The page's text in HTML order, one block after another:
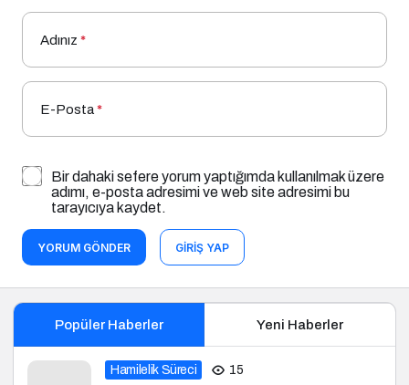
Adınız *
E-Posta*
Bir dahaki sefere yorum yaptığımda kullanılmak üzere
adımı, e-posta adresimi ve web site adresimi bu
tarayıcıya kaydet.
YORUM GÖNDER GIRIŞ YAP
Popüler Haberler Yeni Haberler
Hamilelik Süreci 15